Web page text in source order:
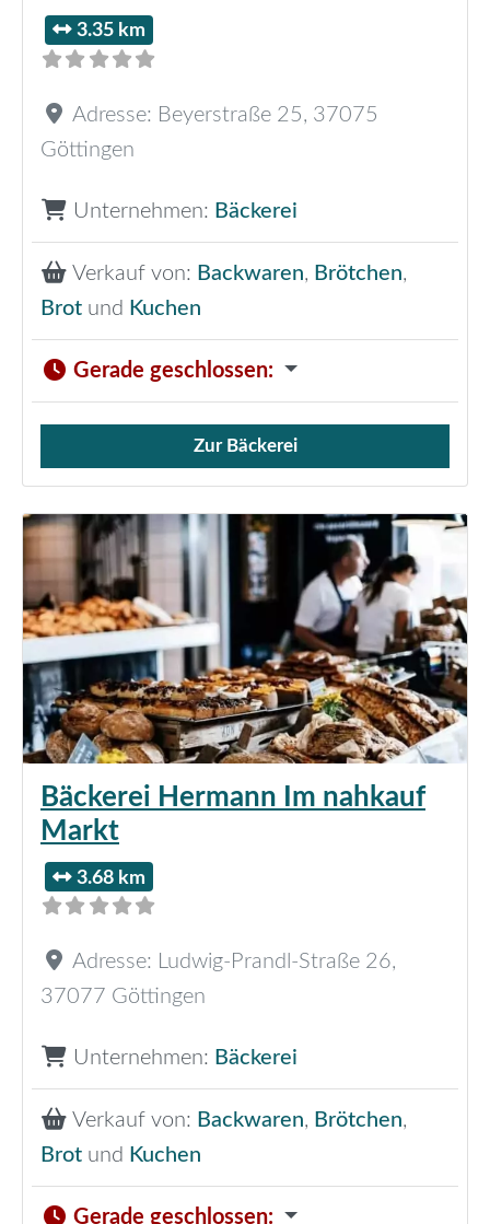
3.35 km
Adresse: Beyerstraße 25, 37075
Göttingen
Unternehmen: Bäckerei
Verkauf von: Backwaren, Brötchen,
Brot und Kuchen
Gerade geschlossen:
Verkauf von Brötchen,
Zur Bäckerei
Bäckerei Hermann Im nahkauf
Markt
3.68 km
Adresse: Ludwig-Prandl-Straße 26,
37077 Göttingen
Unternehmen: Bäckerei
Verkauf von: Backwaren, Brötchen,
Brot und Kuchen
Gerade geschlossen: